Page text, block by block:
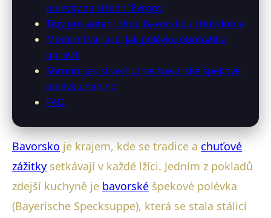
polévky ze střední Evropy
Tipy pro autentickou bavorskou chuť doma
Moderní variace: Jak polévku obohatit a
upravit
Shrnutí: jak si vychutnat bavorské špekové
polévku naplno
FAQ
Bavorsko je krajem, kde se tradice a chuťové
zážitky setkávají v každé lžíci. Jedním z pokladů
zdejší kuchyně je bavorské špekové polévka
(Bayerische Specksuppe), která se stala stálicí